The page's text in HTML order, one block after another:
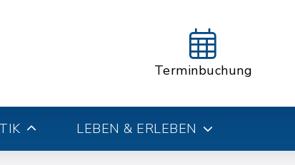
Terminbuchung
LEBEN & ERLEBEN